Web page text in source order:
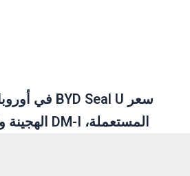
المستعملة، DM-I الهجينة والدليل الكامل